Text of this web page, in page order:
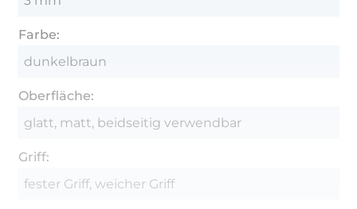
Farbe:
dunkelbraun
Oberfläche:
glatt, matt, beidseitig verwendbar
Griff:
fester Griff, weicher Griff